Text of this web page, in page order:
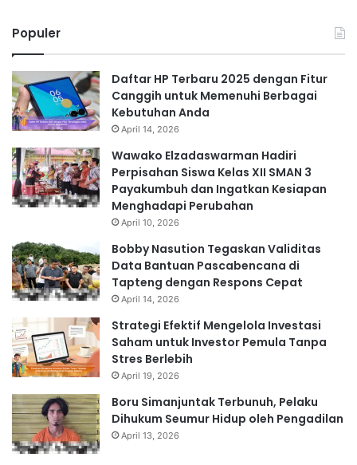
Populer
Daftar HP Terbaru 2025 dengan Fitur
Canggih untuk Memenuhi Berbagai
Kebutuhan Anda
April 14, 2026
Wawako Elzadaswarman Hadiri
Perpisahan Siswa Kelas XII SMAN 3
Payakumbuh dan Ingatkan Kesiapan
Menghadapi Perubahan
April 10, 2026
Bobby Nasution Tegaskan Validitas
Data Bantuan Pascabencana di
Tapteng dengan Respons Cepat
April 14, 2026
Strategi Efektif Mengelola Investasi
Saham untuk Investor Pemula Tanpa
Stres Berlebih
April 19, 2026
Boru Simanjuntak Terbunuh, Pelaku
Dihukum Seumur Hidup oleh Pengadilan
April 13, 2026